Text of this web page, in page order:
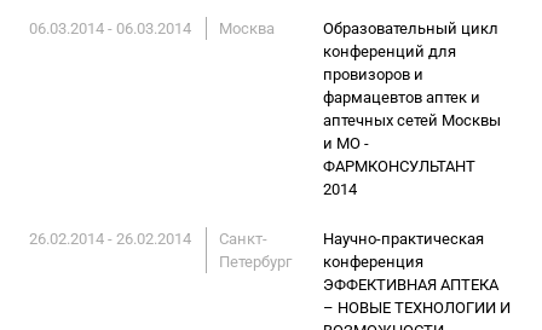
06.03.2014 - 06.03.2014 Москва
Образовательный цикл
конференций для
провизоров и
фармацевтов аптек и
аптечных сетей Москвы
и МО -
ФАРМКОНСУЛЬТАНТ
2014
26.02.2014 - 26.02.2014
Санкт-
Петербург
Научно-практическая
конференция
ЭФФЕКТИВНАЯ АПТЕКА
– НОВЫЕ ТЕХНОЛОГИИ И